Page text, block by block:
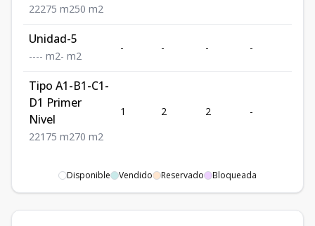
22275 m250 m2
Unidad-5
---- m2- m2
- - - -
Tipo A1-B1-C1-
D1 Primer
Nivel
221 75 m270 m2
1 2 2 -
Disponible Vendido Reservado Bloqueada